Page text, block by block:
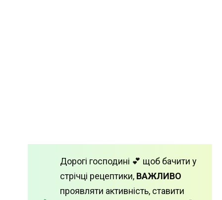
Дорогі господині 💕 щоб бачити у
стрічці рецептики, ВАЖЛИВО
проявляти активність, ставити